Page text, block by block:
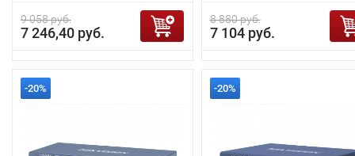
9 058 руб.
7 246,40 руб.
8 880 руб.
7 104 руб.
-20% -20%